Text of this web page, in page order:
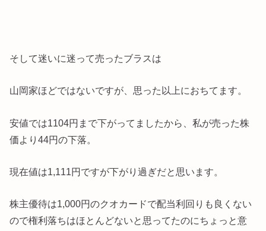
そして迷いに迷って売ったブラスは
山岡家ほどではないですが、思った以上におちてます。
安値では1104円まで下がってましたから、私が売った株
価より44円の下落。
現在値は1,111円ですが下がり過ぎだと思います。
株主優待は1,000円のクオカードで配当利回りも良くない
ので権利落ちはほとんどないと思ってたのにちょっと意